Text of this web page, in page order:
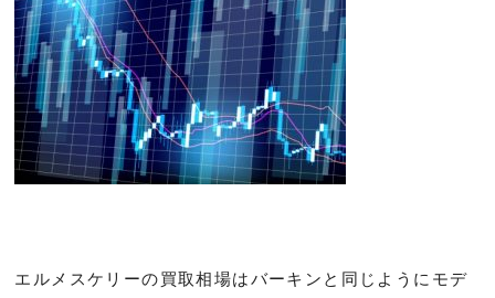
エルメスケリーの買取相場はバーキンと同じようにモデ